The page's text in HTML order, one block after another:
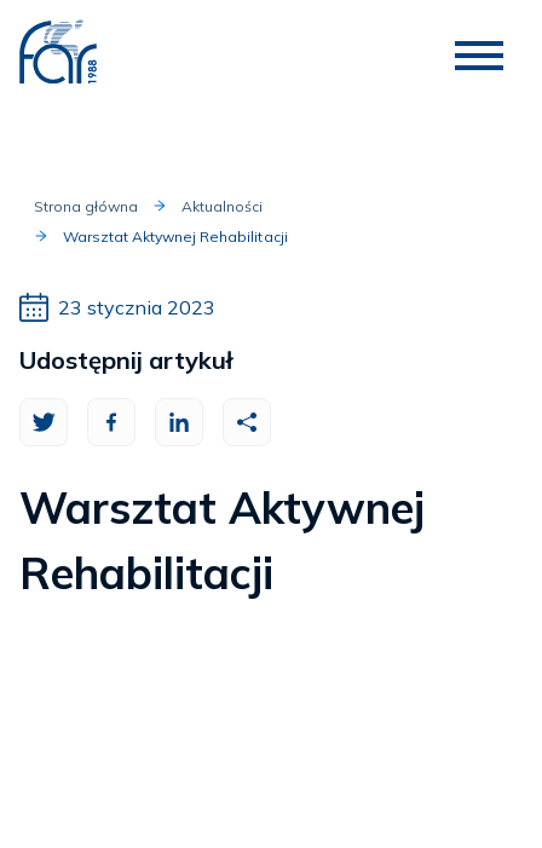
Strona główna
Aktualności
Warsztat Aktywnej Rehabilitacji
23 stycznia 2023
Warsztat Aktywnej
Rehabilitacji
Udostępnij artykuł